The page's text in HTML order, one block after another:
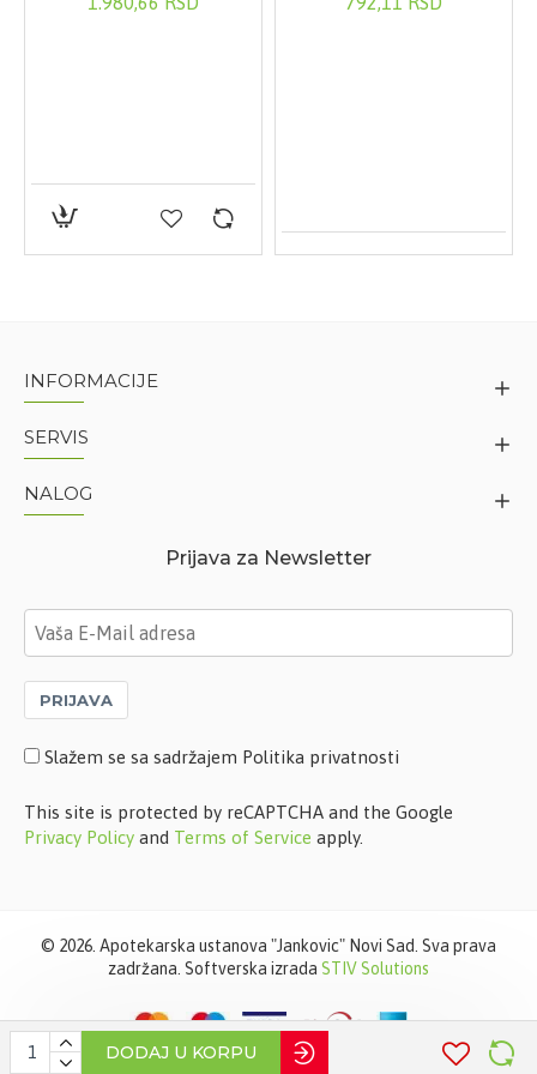
DODAJ U KORPU
Extract°
INFORMACIJE
SERVIS
NALOG
Prijava za Newsletter
PRIJAVA
Slažem se sa sadržajem Politika privatnosti
This site is protected by reCAPTCHA and the Google
Privacy Policy and Terms of Service apply.
© 2026. Apotekarska ustanova "Jankovic" Novi Sad. Sva prava
zadržana. Softverska izrada STIV Solutions